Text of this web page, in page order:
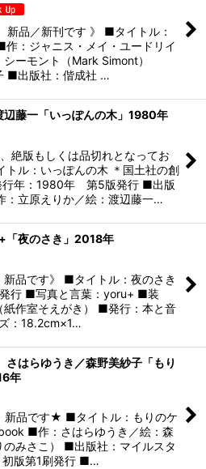
新品／新刊です 》 ■タイトル：
：ジャニス・メイ・ユードリイ
シーモント（Mark Simont）
■出版社：偕成社 …
辺藤一「いっぽんの木」1980年
絶版もしくは品切れとなってお
トル：いっぽんの木 ＊国土社の創
年：1980年 第5版発行 ■出版
：立原えりか／絵：渡辺藤一…
「夜のさき」2018年
新品です》 ■タイトル：夜のさき
行 ■写真と言葉：yoru+ ■装
紙作室そえがき） ■発行：本と音
：18.2cm×1…
さはらゆうき／森野美紗子「もり
年
新品です★ ■タイトル：もりのケ
■作：さはらゆうき／絵：森
のみさこ） ■出版社：マイルスタ
版第1刷発行 ■…